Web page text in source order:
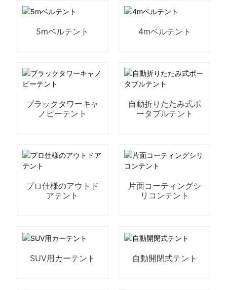
5mベルテント 4mベルテント
ブラックタワーキャ
ノピーテント
自動折りたたみ式ポ
ータブルテント
プロ仕様のアウトド
アテント
片面コーティングシ
リコンテント
SUV用カーテント 自動開閉式テント